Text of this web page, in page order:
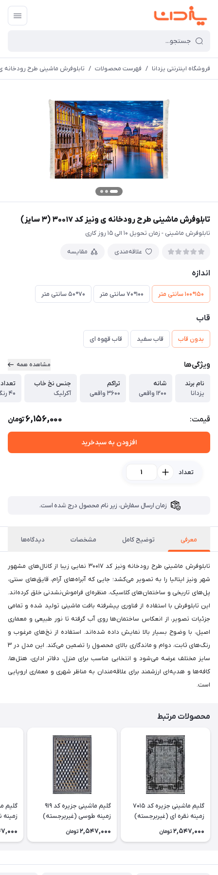
فروشگاه اینترنتی یزدانا / فهرست محصولات / تابلوفرش ماشینی طرح رودخانه ی ونیز کد
تابلوفرش ماشینی طرح رودخانه ی ونیز کد 30017 (3 سایز)
تابلوفرش ماشینی - زمان تحویل 10 الی 15 روز کاری
علاقه‌مندی مقایسه
اندازه
150*100 سانتی متر 100*70 سانتی متر 70*50 سانتی متر
قاب
بدون قاب قاب سفید قاب قهوه ای
ویژگی‌ها مشاهده همه
نام برند
یزدانا
شانه
1200 واقعی
تراکم
3600 واقعی
جنس نخ خاب
آکرلیک
40 رنگ واقعی
قیمت: 6,156,000تومان
افزودن به سبدخرید
تعداد
زمان ارسال سفارش، زیر نام محصول درج شده است.
معرفی توضیح کامل مشخصات دیدگاه‌ها
تابلوفرش ماشینی طرح رودخانه ونیز کد 30017 نمایی زیبا از کانال‌های مشهور
شهر ونیز ایتالیا را به تصویر می‌کشد؛ جایی که آبراه‌های آرام، قایق‌های سنتی،
پل‌های تاریخی و ساختمان‌های کلاسیک، منظره‌ای فراموش‌نشدنی خلق کرده‌اند.
این تابلوفرش با استفاده از فناوری پیشرفته بافت ماشینی تولید شده و تمامی
جزئیات تصویر، از انعکاس ساختمان‌ها روی آب گرفته تا نور طبیعی و معماری
اصیل، با وضوح بسیار بالا نمایش داده شده‌اند. استفاده از نخ‌های مرغوب و
رنگ‌های ثابت، دوام و ماندگاری بالای محصول را تضمین می‌کند. این مدل در ۳
سایز مختلف عرضه می‌شود و انتخابی مناسب برای منزل، دفاتر اداری، هتل‌ها،
کافه‌ها و هدیه‌ای ارزشمند برای علاقه‌مندان به مناظر شهری و معماری اروپایی
است.
محصولات مرتبط
گلیم ماشینی جزیره کد 7015
زمینه نقره ای (غیربرجسته)
2,547,000 تومان
گلیم ماشینی جزیره کد 919
زمینه طوسی (غیربرجسته)
2,547,000 تومان
زمینه